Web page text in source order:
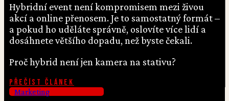
Hybridní event není kompromisem mezi živou
akcí a online přenosem. Je to samostatný formát –
a pokud ho uděláte správně, oslovíte více lidí a
dosáhnete většího dopadu, než byste čekali.
Proč hybrid není jen kamera na stativu?
Přečíst článek
Marketing